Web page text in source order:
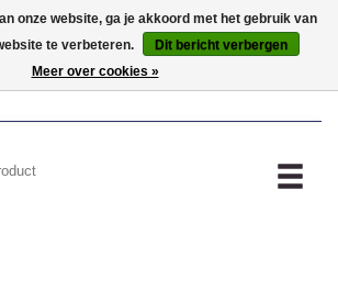
MIJN ACCOUNT
onze website, ga je akkoord met het gebruik van
te verbeteren.
Dit bericht verbergen
Meer over cookies »